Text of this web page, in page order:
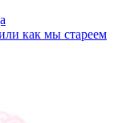
как мы стареем